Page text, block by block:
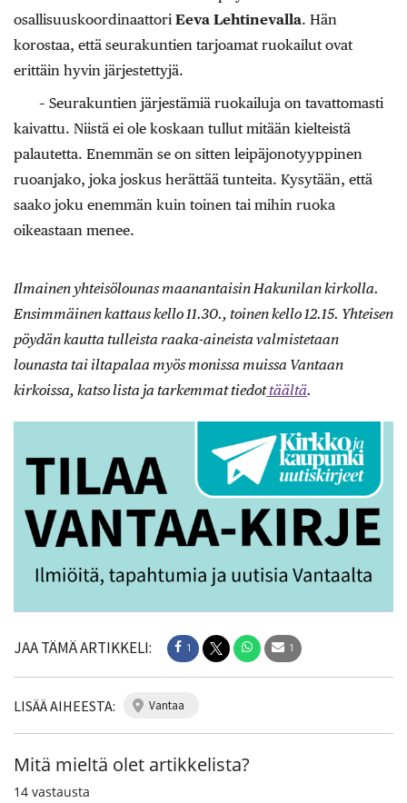
osallisuuskoordinaattori Eeva Lehtinevalla. Hän
korostaa, että seurakuntien tarjoamat ruokailut ovat
erittäin hyvin järjestettyjä.
– Seurakuntien järjestämiä ruokailuja on tavattomasti
kaivattu. Niistä ei ole koskaan tullut mitään kielteistä
palautetta. Enemmän se on sitten leipäjonotyyppinen
ruoanjako, joka joskus herättää tunteita. Kysytään, että
saako joku enemmän kuin toinen tai mihin ruoka
oikeastaan menee.
Ilmainen yhteisölounas maanantaisin Hakunilan kirkolla.
Ensimmäinen kattaus kello 11.30., toinen kello 12.15. Yhteisen
pöydän kautta tulleista raaka-aineista valmistetaan
lounasta tai iltapalaa myös monissa muissa Vantaan
kirkoissa, katso lista ja tarkemmat tiedottäältä.
JAA TÄMÄ ARTIKKELI: 1 1
LISÄÄ AIHEESTA: vantaa
Mitä mieltä olet artikkelista?
14 vastausta